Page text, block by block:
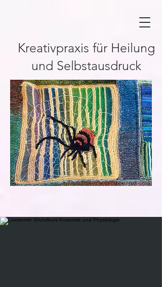
Kreativpraxis für Heilung
und Selbstausdruck